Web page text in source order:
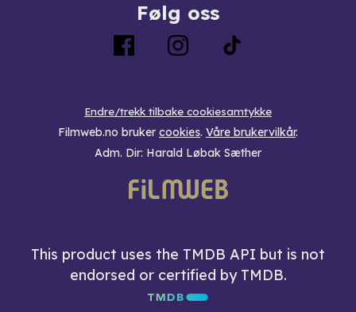
Følg oss
Endre/trekk tilbake cookiesamtykke
Filmweb.no bruker cookies. Våre brukervilkår.
Adm. Dir: Harald Løbak Sæther
This product uses the TMDB API but is not
endorsed or certified by TMDB.